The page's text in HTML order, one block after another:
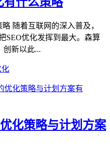
随着互联网的深入普及，
SEO优化发挥到最大。森算
创新以此...
化
化策略与计划方案